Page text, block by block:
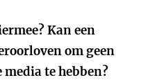
Kan een
om geen
te hebben?